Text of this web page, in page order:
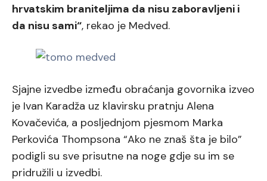
hrvatskim braniteljima da nisu zaboravljeni i
da nisu sami“, rekao je Medved.
Sjajne izvedbe između obraćanja govornika izveo
je Ivan Karadža uz klavirsku pratnju Alena
Kovačevića, a posljednjom pjesmom Marka
Perkovića Thompsona “Ako ne znaš šta je bilo”
podigli su sve prisutne na noge gdje su im se
pridružili u izvedbi.